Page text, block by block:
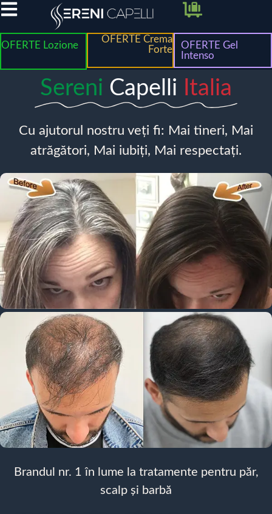
OFERTE Lozione
OFERTE Crema
Forte
OFERTE Gel
Intenso
Sereni Capelli Italia
Cu ajutorul nostru veți fi: Mai tineri, Mai
atrăgători, Mai iubiți, Mai respectați.
Brandul nr. 1 în lume la tratamente pentru păr,
scalp și barbă